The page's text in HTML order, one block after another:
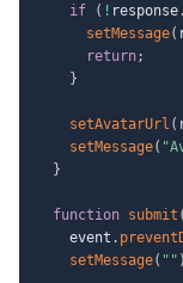
if ( ! response.
setMessage(
return;
}
setAvatarUrl (
setMessage(
}
function submit (
    event
.
setMessage( "" )